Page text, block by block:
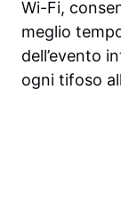
Wi-Fi,
meglio
dell’evento
ogni tifoso